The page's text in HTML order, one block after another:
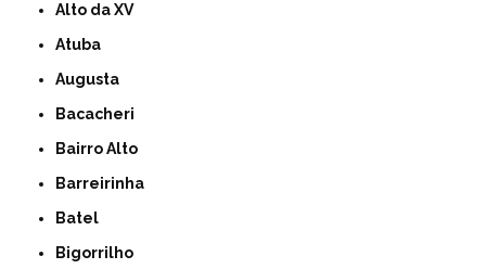
Alto da XV
Atuba
Augusta
Bacacheri
Bairro Alto
Barreirinha
Batel
Bigorrilho